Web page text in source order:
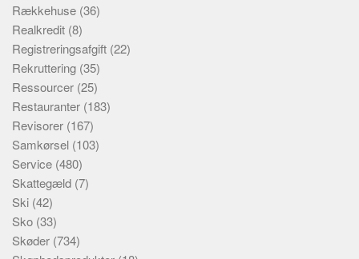
Rækkehuse (36)
Realkredit (8)
Registreringsafgift (22)
Rekruttering (35)
Ressourcer (25)
Restauranter (183)
Revisorer (167)
Samkørsel (103)
Service (480)
Skattegæld (7)
Ski (42)
Sko (33)
Skøder (734)